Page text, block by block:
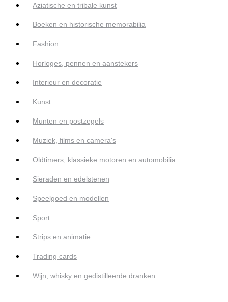
Aziatische en tribale kunst
Boeken en historische memorabilia
Fashion
Horloges, pennen en aanstekers
Interieur en decoratie
Kunst
Munten en postzegels
Muziek, films en camera's
Oldtimers, klassieke motoren en automobilia
Sieraden en edelstenen
Speelgoed en modellen
Sport
Strips en animatie
Trading cards
Wijn, whisky en gedistilleerde dranken